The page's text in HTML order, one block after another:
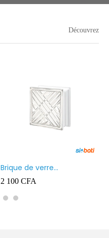
Découvrez
Brique de verre
190X190X80MM CROSS
2 100 CFA